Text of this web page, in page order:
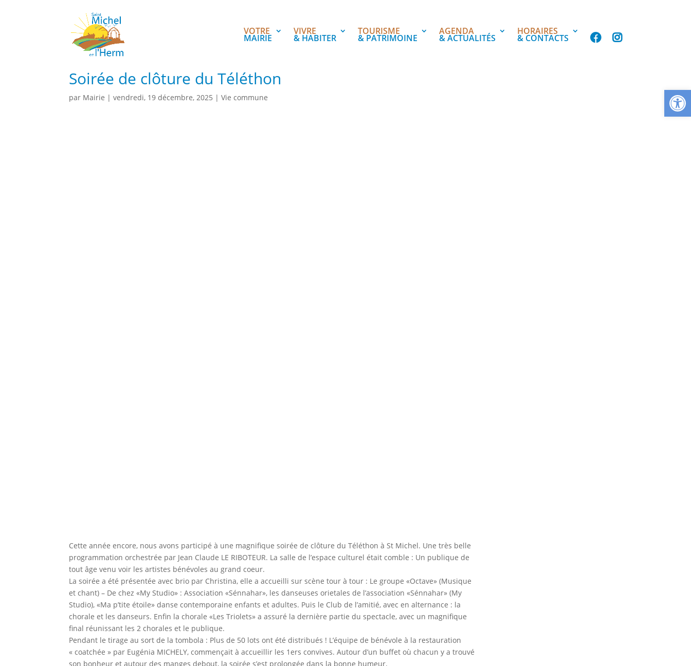
VOTRE
MAIRIE
VIVRE
& HABITER
TOURISME
& PATRIMOINE
AGENDA
& ACTUALITÉS
HORAIRES
& CONTACTS
Soirée de clôture du Téléthon
par Mairie |vendredi, 19 décembre, 2025 |Vie commune
Cette année encore, nous avons participé à une magnifique soirée de clôture du Téléthon à St Michel. Une très belle
programmation orchestrée par Jean Claude LE RIBOTEUR. La salle de l’espace culturel était comble : Un publique de
tout âge venu voir les artistes bénévoles au grand coeur.
La soirée a été présentée avec brio par Christina, elle a accueilli sur scène tour à tour : Le groupe «Octave» (Musique
et chant) – De chez «My Studio» : Association «Sénnahar», les danseuses orietales de l’association «Sénnahar» (My
Studio), «Ma p’tite étoile» danse contemporaine enfants et adultes. Puis le Club de l’amitié, avec en alternance : la
chorale et les danseurs. Enfin la chorale «Les Triolets» a assuré la dernière partie du spectacle, avec un magnifique
final réunissant les 2 chorales et le publique.
Pendant le tirage au sort de la tombola : Plus de 50 lots ont été distribués ! L’équipe de bénévole à la restauration
« coatchée » par Eugénia MICHELY, commençait à accueillir les 1ers convives. Autour d’un buffet où chacun y a trouvé
son bonheur et autour des manges debout, la soirée s’est prolongée dans la bonne humeur.
Ouvrir